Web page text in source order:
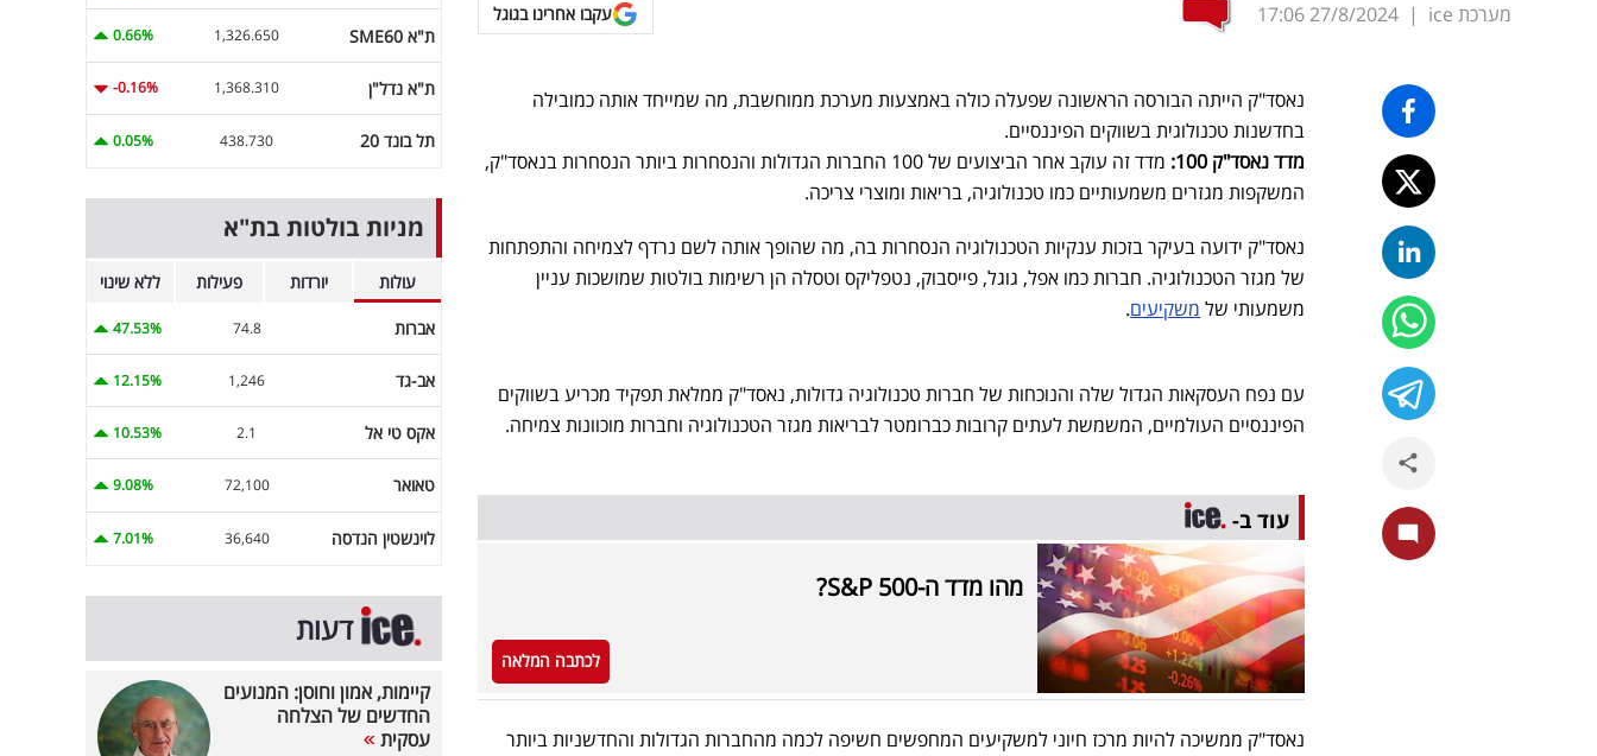
מערכת ice |
27/8/2024
17:06 עקבו אחרינו בגוגל
נאסד"ק הייתה הבורסה הראשונה שפעלה כולה באמצעות מערכת ממוחשבת, מה שמייחד אותה כמובילה
בחדשנות טכנולוגית בשווקים הפיננסיים.
מדד נאסד"ק 100:
מדד זה עוקב אחר הביצועים של 100 החברות הגדולות והנסחרות ביותר הנסחרות בנאסד"ק,
המשקפות מגזרים משמעותיים כמו טכנולוגיה, בריאות ומוצרי צריכה.
נאסד"ק ידועה בעיקר בזכות ענקיות הטכנולוגיה הנסחרות בה, מה שהופך אותה לשם נרדף לצמיחה והתפתחות
של מגזר הטכנולוגיה. חברות כמו אפל, גוגל, פייסבוק, נטפליקס וטסלה הן רשימות בולטות שמושכות עניין
משמעותי של משקיעים.
עם נפח העסקאות הגדול שלה והנוכחות של חברות טכנולוגיה גדולות, נאסד"ק ממלאת תפקיד מכריע בשווקים
הפיננסיים העולמיים, המשמשת לעתים קרובות כברומטר לבריאות מגזר הטכנולוגיה וחברות מוכוונות צמיחה.
עוד ב-
מהו מדד ה-S&P 500?
לכתבה המלאה
נאסד"ק ממשיכה להיות מרכז חיוני למשקיעים המחפשים חשיפה לכמה מהחברות הגדולות והחדשניות ביותר
ת"א SME60 1,326.650
0.66%
ת"א נדל"ן 1,368.310
-0.16%
תל בונד 20 438.730
0.05%
מניות בולטות בת"א
עולות יורדות פעילות ללא שינוי
אברות 74.8
47.53%
אב-גד 1,246
12.15%
אקס טי אל 2.1
10.53%
טאואר 72,100
9.08%
לוינשטין הנדסה 36,640
7.01%
דעות
קיימות, אמון וחוסן: המנועים
החדשים של הצלחה
עסקית